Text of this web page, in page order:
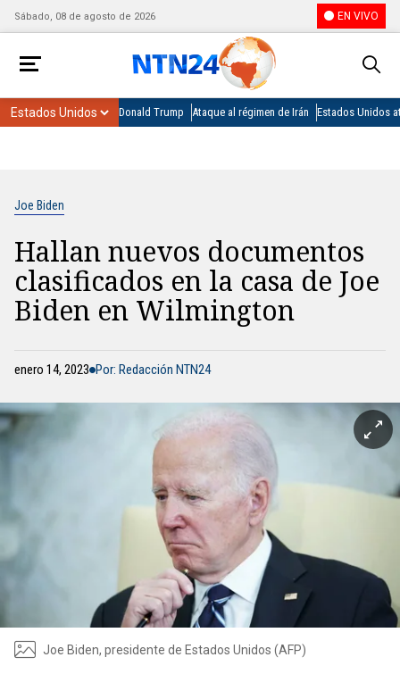
Sábado, 08 de agosto de 2026 EN VIVO
Donald Trump Ataque al régimen de Irán Estados Unidos
Joe Biden
Hallan nuevos documentos
clasificados en la casa de Joe
Biden en Wilmington
enero 14, 2023 Por: Redacción NTN24
Joe Biden, presidente de Estados Unidos (AFP)